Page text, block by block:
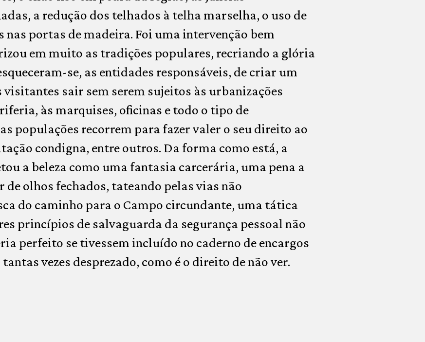
a redução dos telhados à telha marselha, o uso de
nas portas de madeira. Foi uma intervenção bem
em muito as tradições populares, recriando a glória
se, as entidades responsáveis, de criar um
sair sem serem sujeitos às urbanizações
às marquises, oficinas e todo o tipo de
populações recorrem para fazer valer o seu direito ao
condigna, entre outros. Da forma como está, a
a beleza como uma fantasia carcerária, uma pena a
de olhos fechados, tateando pelas vias não
do caminho para o Campo circundante, uma tática
princípios de salvaguarda da segurança pessoal não
perfeito se tivessem incluído no caderno de encargos
vezes desprezado, como é o direito de não ver.